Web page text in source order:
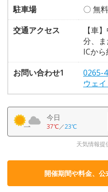
駐車場
〇 無料
交通アクセス
【車
分、
ICか
お問い合わせ1
0265-
ウェ
今日
37℃／23℃
天気情報提
開催期間や料金、公